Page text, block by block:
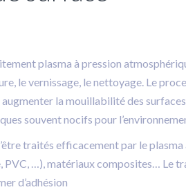
plasma à pression
le vernissage, le nettoyage. Le
la mouillabilité des
souvent nocifs pour
traités efficacement par le
…), matériaux composites… Le
d’adhésion